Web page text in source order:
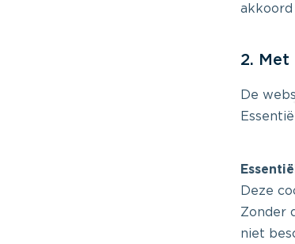
akkoord
2. Met
De
Deze
Zonder
niet